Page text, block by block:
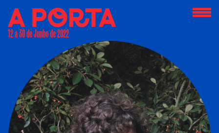
12 a 30 de Junho de 2022